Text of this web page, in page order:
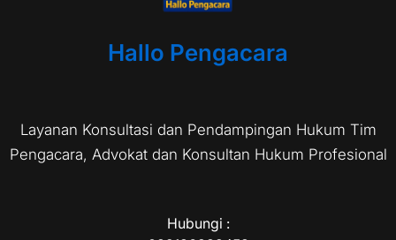
Hallo Pengacara
Layanan Konsultasi dan Pendampingan Hukum Tim
Pengacara, Advokat dan Konsultan Hukum Profesional
Hubungi :